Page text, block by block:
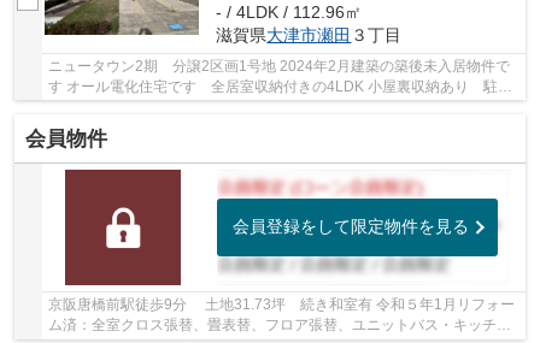
- / 4LDK / 112.96㎡
滋賀県大津市瀬田 ３丁目
ニュータウン2期 分譲2区画1号地 2024年2月建築の築後未入居物件で
す オール電化住宅です 全居室収納付きの4LDK 小屋裏収納あり 駐車
2台可能 トイレ2ヶ所有 ネットゼロエネルギー...
会員物件
会員登録をして限定物件を見る
京阪唐橋前駅徒歩9分 土地31.73坪 続き和室有 令和５年1月リフォー
ム済：全室クロス張替、畳表替、フロア張替、ユニットバス・キッチ